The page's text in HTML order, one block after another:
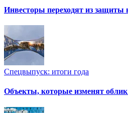
Инвесторы переходят из защиты
Спецвыпуск: итоги года
Объекты, которые изменят облик